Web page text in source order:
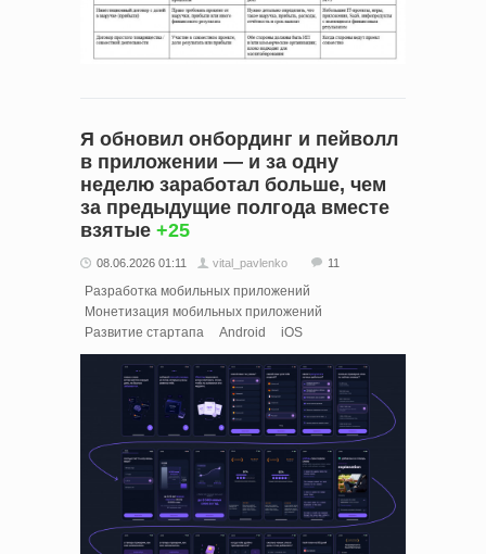
Я обновил онбординг и пейволл
в приложении — и за одну
неделю заработал больше, чем
за предыдущие полгода вместе
взятые +25
08.06.2026 01:11 vital_pavlenko 11
Разработка мобильных приложений
Монетизация мобильных приложений
Развитие стартапа
Android iOS